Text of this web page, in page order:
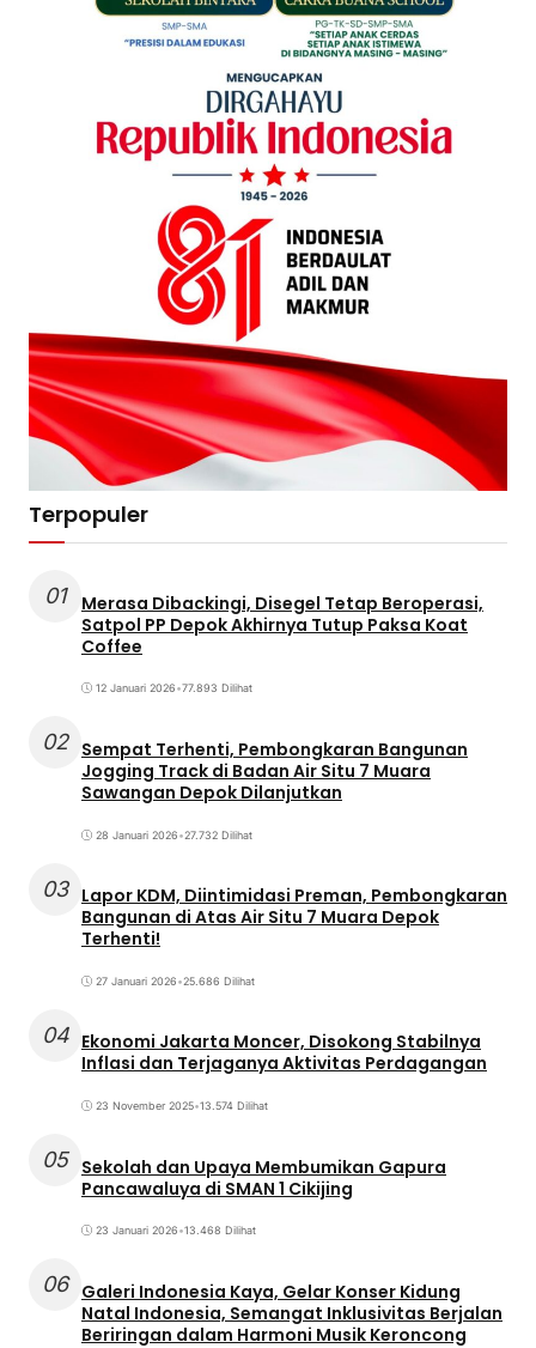
Terpopuler
01
Merasa Dibackingi, Disegel Tetap Beroperasi,
Satpol PP Depok Akhirnya Tutup Paksa Koat
Coffee
12 Januari 2026•77.893 Dilihat
02 Sempat Terhenti, Pembongkaran Bangunan
Jogging Track di Badan Air Situ 7 Muara
Sawangan Depok Dilanjutkan
28 Januari 2026•27.732 Dilihat
03 Lapor KDM, Diintimidasi Preman, Pembongkaran
Bangunan di Atas Air Situ 7 Muara Depok
Terhenti!
27 Januari 2026•25.686 Dilihat
04 Ekonomi Jakarta Moncer, Disokong Stabilnya
Inflasi dan Terjaganya Aktivitas Perdagangan
23 November 2025•13.574 Dilihat
05 Sekolah dan Upaya Membumikan Gapura
Pancawaluya di SMAN 1 Cikijing
23 Januari 2026•13.468 Dilihat
06 Galeri Indonesia Kaya, Gelar Konser Kidung
Natal Indonesia, Semangat Inklusivitas Berjalan
Beriringan dalam Harmoni Musik Keroncong